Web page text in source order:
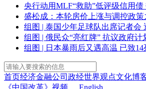
央行动用MLF“救助”低评级信用债
盛松成：本轮房价上涨与调控政策
组图 | 泰国少年足球队出席记者会
组图 | 俄民众“亮红牌” 抗议政府计
组图 | 日本暴雨后又遇高温 已致
首页经济金融公司 政经世界观点文化博
《中国改革》 视频 English